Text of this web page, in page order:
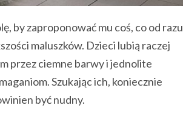
by zaproponować mu coś, co od razu
maluszków. Dzieci lubią raczej
przez ciemne barwy i jednolite
Szukając ich, koniecznie
być nudny.